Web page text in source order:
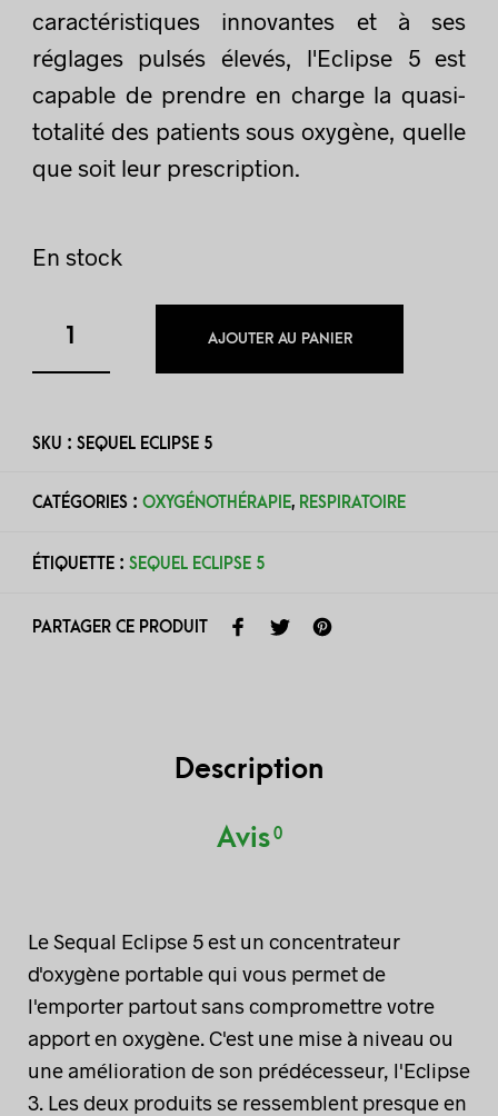
caractéristiques innovantes et à ses
réglages pulsés élevés, l'Eclipse 5 est
capable de prendre en charge la quasi-
totalité des patients sous oxygène, quelle
que soit leur prescription.
En stock
AJOUTER AU PANIER
SKU :SEQUEL ECLIPSE 5
CATÉGORIES :OXYGÉNOTHÉRAPIE, RESPIRATOIRE
ÉTIQUETTE :SEQUEL ECLIPSE 5
PARTAGER CE PRODUIT
Description
Avis 0
Le Sequal Eclipse 5 est un concentrateur
d'oxygène portable qui vous permet de
l'emporter partout sans compromettre votre
apport en oxygène. C'est une mise à niveau ou
une amélioration de son prédécesseur, l'Eclipse
3. Les deux produits se ressemblent presque en